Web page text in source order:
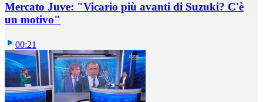
Mercato Juve: "Vicario più avanti di Suzuki? C'è
un motivo"
00:21